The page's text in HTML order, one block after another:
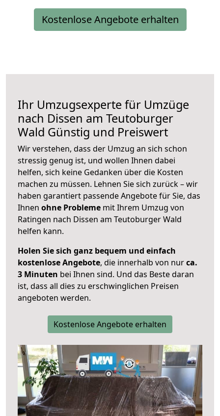
Kostenlose Angebote erhalten
Ihr Umzugsexperte für Umzüge
nach Dissen am Teutoburger
Wald Günstig und Preiswert
Wir verstehen, dass der Umzug an sich schon
stressig genug ist, und wollen Ihnen dabei
helfen, sich keine Gedanken über die Kosten
machen zu müssen. Lehnen Sie sich zurück – wir
haben garantiert passende Angebote für Sie, das
Ihnen ohne Probleme mit Ihrem Umzug von
Ratingen nach Dissen am Teutoburger Wald
helfen kann.
Holen Sie sich ganz bequem und einfach
kostenlose Angebote, die innerhalb von nurca.
3 Minuten bei Ihnen sind. Und das Beste daran
ist, dass all dies zu erschwinglichen Preisen
angeboten werden.
Kostenlose Angebote erhalten